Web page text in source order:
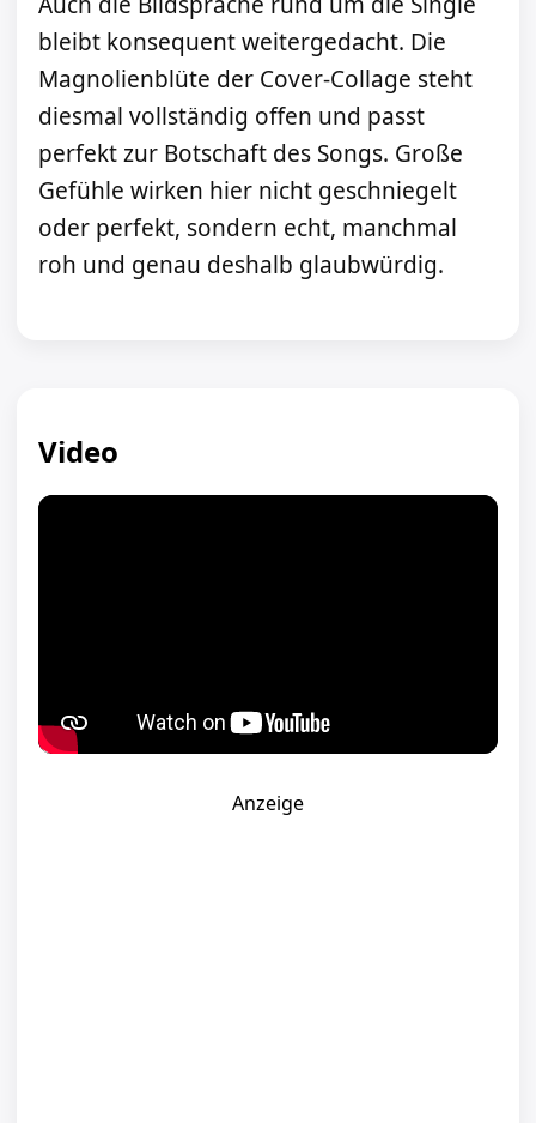
bleibt konsequent weitergedacht. Die
Magnolienblüte der Cover-Collage steht
diesmal vollständig offen und passt
perfekt zur Botschaft des Songs. Große
Gefühle wirken hier nicht geschniegelt
oder perfekt, sondern echt, manchmal
roh und genau deshalb glaubwürdig.
Video
Anzeige